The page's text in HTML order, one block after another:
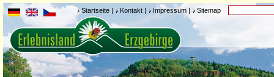
Startseite | Kontakt | Impressum | Sitemap